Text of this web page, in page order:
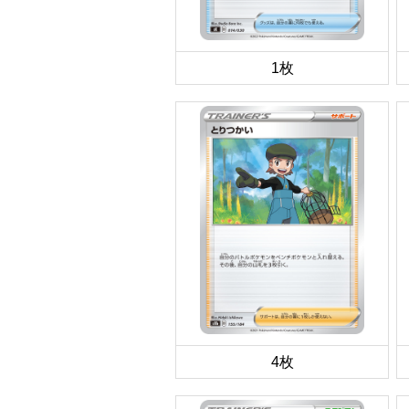
1枚
4枚